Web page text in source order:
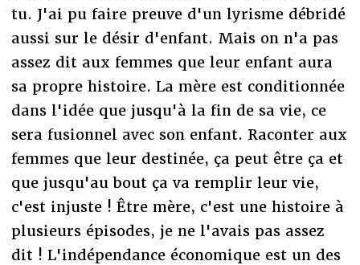
tu. J'ai pu faire preuve d'un lyrisme débridé
aussi sur le désir d'enfant. Mais on n'a pas
assez dit aux femmes que leur enfant aura
sa propre histoire. La mère est conditionnée
dans l'idée que jusqu'à la fin de sa vie, ce
sera fusionnel avec son enfant. Raconter aux
femmes que leur destinée, ça peut être ça et
que jusqu'au bout ça va remplir leur vie,
c'est injuste ! Être mère, c'est une histoire à
plusieurs épisodes, je ne l'avais pas assez
dit ! L'indépendance économique est un des